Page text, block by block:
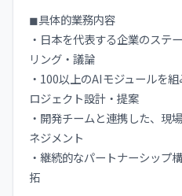
◼︎具体的業務内容
・日本を代表する企業のステ
リング・議論
・100以上のAIモジュールを
ロジェクト設計・提案
・開発チームと連携した、現
ネジメント
・継続的なパートナーシップ
拓